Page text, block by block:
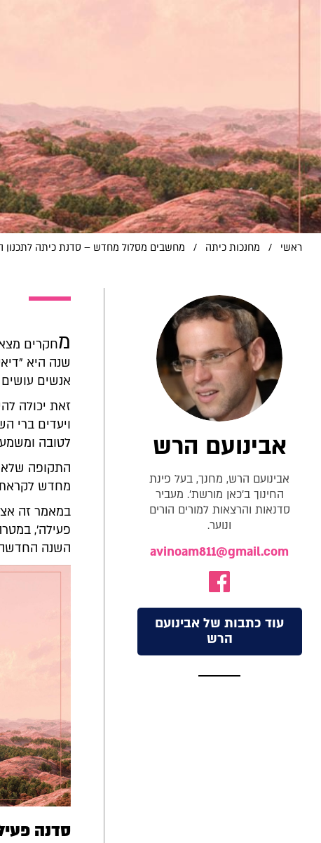
ראשי / מחנכות כיתה / מחשבים מסלול מחדש – סדנת כיתה לתכנון
מחקרים
שנה היא
אנשים
זאת יכולה
ויעדים ברי
לטובה
התקופה
מחדש לקראת
במאמר זה
פעילה',
השנה
סדנה
אבינועם הרש
אבינועם הרש, מחנך, בעל פינת
החינוך ב'כאן מורשת'. מעביר
סדנאות והרצאות למורים הורים
ונוער.
avinoam811@gmail.com
עוד כתבות של אבינועם
הרש